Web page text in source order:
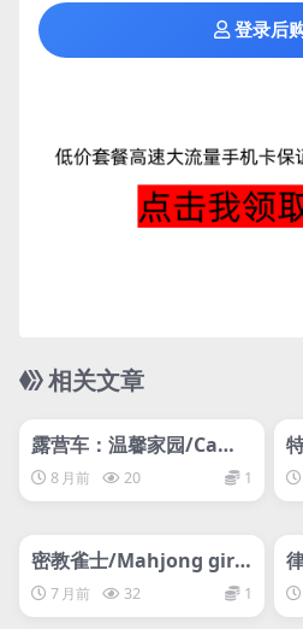
登录后
相关文章
网盘下载游戏
露营车：温馨家园/Camp
er Van: Make it Home
8 月前 20 1
网盘下载游戏
密教雀士/Mahjong girl
Kshity-Gurpa
7 月前 32 1